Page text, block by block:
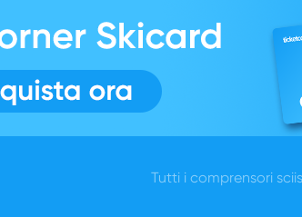
Tutti i comprensori